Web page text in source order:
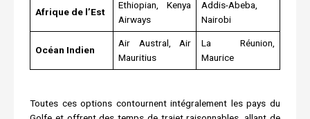
Afrique de l’Est
Ethiopian, Kenya
Airways
Addis-Abeba,
Nairobi
Océan Indien
Air Austral, Air
Mauritius
La Réunion,
Maurice
Toutes ces options contournent intégralement les pays du